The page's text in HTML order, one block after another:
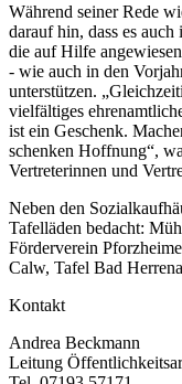
Während seiner Rede
darauf hin, dass es
die auf Hilfe
- wie auch in den
unterstützen.
vielfältiges
ist ein Geschenk.
schenken Hoffnung“,
Vertreterinnen und
Neben den
Tafelläden bedacht:
Förderverein
Calw, Tafel Bad
Kontakt
Andrea Beckmann
Leitung